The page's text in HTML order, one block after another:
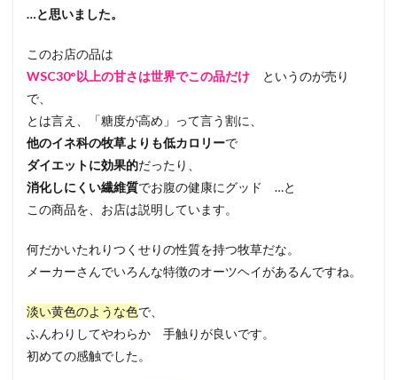
…と思いました。
このお店の品は
WSC30°以上の甘さは世界でこの品だけ というのが売り
で、
とは言え、「糖度が高め」って言う割に、
他のイネ科の牧草よりも低カロリーで
ダイエットに効果的だったり、
消化しにくい繊維質でお腹の健康にグッド …と
この商品を、お店は説明しています。
何だかいたれりつくせりの性質を持つ牧草だな。
メーカーさんでいろんな特徴のオーツヘイがあるんですね。
淡い黄色のような色で、
ふんわりしてやわらか 手触りが良いです。
初めての感触でした。